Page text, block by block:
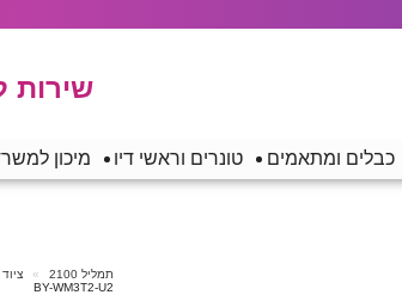
שירות
כבלים ומתאמים טונרים וראשי דיו מיכון
תמליל 2100 ציוד
BY-WM3T2-U2